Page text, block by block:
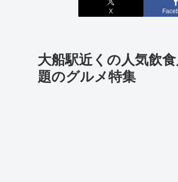
X
大船駅近くの人気飲
題のグルメ特集